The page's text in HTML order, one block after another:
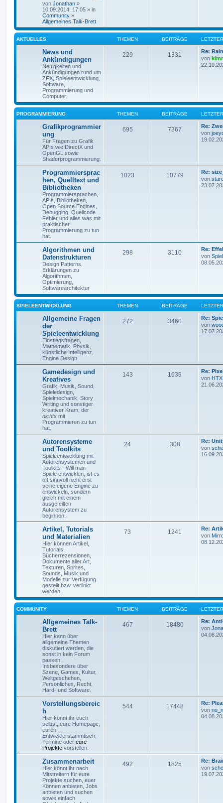
von Jonathan »
10.09.2014, 17:05 » in
Community »
Allgemeines Talk-Brett
AKTUELLES THEMEN BEITRÄGE
News und
Ankündigungen
Neuigkeiten und
Ankündigungen rund um
ZFX, Spieleentwicklung,
Software,
Programmierung und
Computer.
229 1331
Re:
von
PROGRAMMIERUNG THEMEN BEITRÄGE
Grafikprogrammier
ung
Für Fragen zu Grafik
APIs wie DirectX und
OpenGL sowie
Shaderprogrammierung.
695 7367
Re:
von
Programmiersprac
hen, Quelltext und
Bibliotheken
Programmiersprachen,
APIs, Bibliotheken,
Open Source Engines,
Debugging, Quellcode
Fehler und alles was mit
praktischer
Programmierung zu tun
hat.
1023 10779
Re:
von
Algorithmen und
Datenstrukturen
Design Patterns,
Erklärungen zu
Algorithmen,
Optimierung,
Softwarearchitektur
298 3110
Re:
von
SPIELEENTWICKLUNG THEMEN BEITRÄGE
Allgemeine Fragen
der
Spieleentwicklung
Einstiegsfragen,
Mathematik, Physik,
künstliche Intelligenz,
Engine Design
272 3460
Re:
von
Gamedesign und
Kreatives
Grafik, Musik, Sound,
Spieledesign,
Spielmechanik, Story
Writing und sonstiger
kreativer Kram, der
nichts mit
Programmieren zu tun
hat.
143 1639
Re:
von HTX
Autorensysteme
und Toolkits
Spieleentwicklung mit
Autorensystemen und
Toolkits - Will man
Spiele entwicklen, ist es
oft sinnvoll nicht erst
seine eigene Engine zu
entwickeln, sondern
gleich mit einem
ausgefeilten
Autorensystem zu
beginnen.
24 308
Re:
von
Artikel, Tutorials
und Materialien
Hier können Artikel,
Tutorials,
Bücherrezensionen,
Dokumente aller Art,
Texturen, Sprites,
Sounds, Musik und
Modelle zur Verfügung
gestellt bzw. verlinkt
werden.
73 1241
Re:
von
COMMUNITY THEMEN BEITRÄGE
Allgemeines Talk-
Brett
Hier kann über
allgemeine Themen
diskutiert werden, die
sonst in kein Forum
passen.
Insbesondere über
Szene, Games, Kultur,
Weltgeschehen,
Persönliches, Recht,
Hard- und Software.
467 18480
Re:
von
Vorstellungsbereic
h
Hier könnt ihr euch
selbst, eure Homepage,
euren
Entwicklerstammtisch,
Termine oder eure
Projekte vorstellen.
544 17448
Re:
von
Zusammenarbeit
Hier könnt ihr nach
Mitstreitern für eure
Projekte suchen, euer
Können anbieten, Jobs
anbieten und suchen
sowie einfach
492 1825
Re:
von